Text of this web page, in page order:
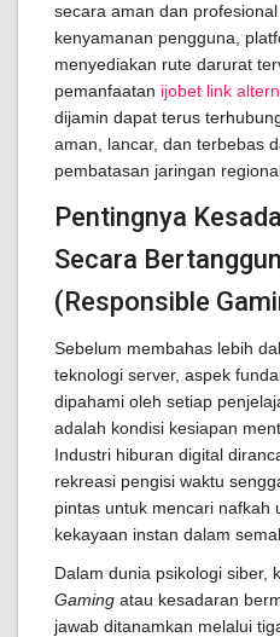
secara aman dan
kenyamanan pengguna,
menyediakan rute darurat
pemanfaatan ijobet link
dijamin dapat terus
aman, lancar, dan terbebas
pembatasan jaringan
Pentingnya
Secara
(Responsible
Sebelum membahas lebih
teknologi server, aspek
dipahami oleh setiap
adalah kondisi kesiapan
Industri hiburan digital
rekreasi pengisi waktu
pintas untuk mencari nafkah
kekayaan instan dalam
Dalam dunia psikologi siber,
Gaming atau kesadaran
jawab ditanamkan melalui